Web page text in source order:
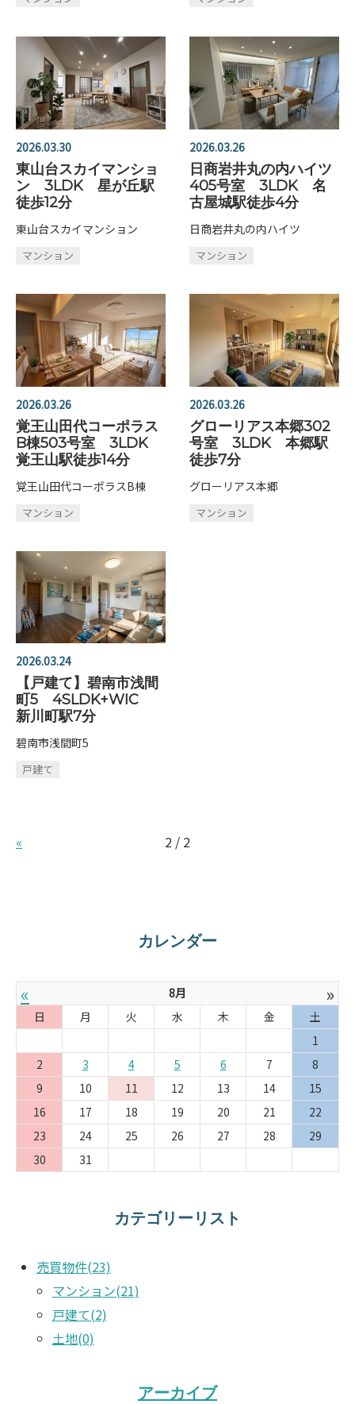
東山台スカイマンショ
ン 3LDK 星が丘駅
徒歩12分
2026.03.30
東山台スカイマンション
マンション
日商岩井丸の内ハイツ
405号室 3LDK 名
古屋城駅徒歩4分
2026.03.26
日商岩井丸の内ハイツ
マンション
覚王山田代コーポラス
B棟503号室 3LDK
覚王山駅徒歩14分
2026.03.26
覚王山田代コーポラスB棟
マンション
グローリアス本郷302
号室 3LDK 本郷駅
徒歩7分
2026.03.26
グローリアス本郷
マンション
【戸建て】碧南市浅間
町5 4SLDK+WIC
新川町駅7分
2026.03.24
碧南市浅間町5
戸建て
« 2 / 2
カレンダー
« 8月 »
日 月 火 水 木 金
土
1
2
3 4 5 6 7
8
9
10 11 12 13 14
15
16
17 18 19 20 21
22
23
24 25 26 27 28
29
30
31
カテゴリーリスト
売買物件(23)
マンション(21)
戸建て(2)
土地(0)
アーカイブ